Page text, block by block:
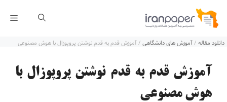
پرش
محتوا
دانلود مقاله /آموزش های دانشگاهی /آموزش قدم به قدم نوشتن پروپوزال با هوش مصنوعی
آموزش قدم به قدم نوشتن پروپوزال با
هوش مصنوعی